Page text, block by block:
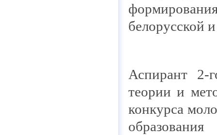
белорусской
Аспирант 2-
теории и
конкурса